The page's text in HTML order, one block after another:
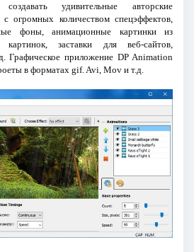
удивительные авторские
огромных количеством спецэффектов,
фоны, анимационные картинки из
заставки для веб-сайтов,
Графическое приложение DP Animation
в форматах gif. Avi, Mov и т.д.